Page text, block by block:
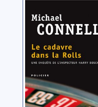
Le cadavre
la Rolls